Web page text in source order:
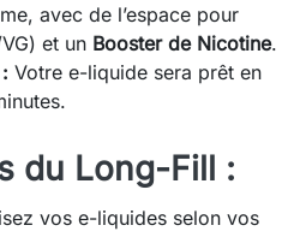
avec de l’espace pour
et un Booster de Nicotine.
Votre e-liquide sera prêt en
du Long-Fill :
vos e-liquides selon vos